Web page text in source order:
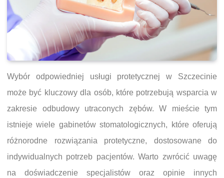
Wybór odpowiedniej usługi protetycznej w Szczecinie
może być kluczowy dla osób, które potrzebują wsparcia w
zakresie odbudowy utraconych zębów. W mieście tym
istnieje wiele gabinetów stomatologicznych, które oferują
różnorodne rozwiązania protetyczne, dostosowane do
indywidualnych potrzeb pacjentów. Warto zwrócić uwagę
na doświadczenie specjalistów oraz opinie innych